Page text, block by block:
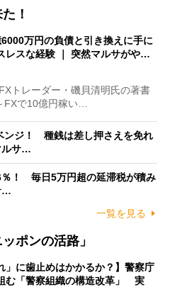
！
6000万円の負債と引き換えに手に
レスな経験 ｜ 突然マルサがや…
トレーダー・磯貝清明氏の著書
FXで10億円稼い…
ンジ！ 種銭は差し押さえを免れ
ルサ…
％！ 毎日5万円超の延滞税が積み
…
一覧を見る
ポンの活路」
」に歯止めはかかるか？】警察庁
む「警察組織の構造改革」 実